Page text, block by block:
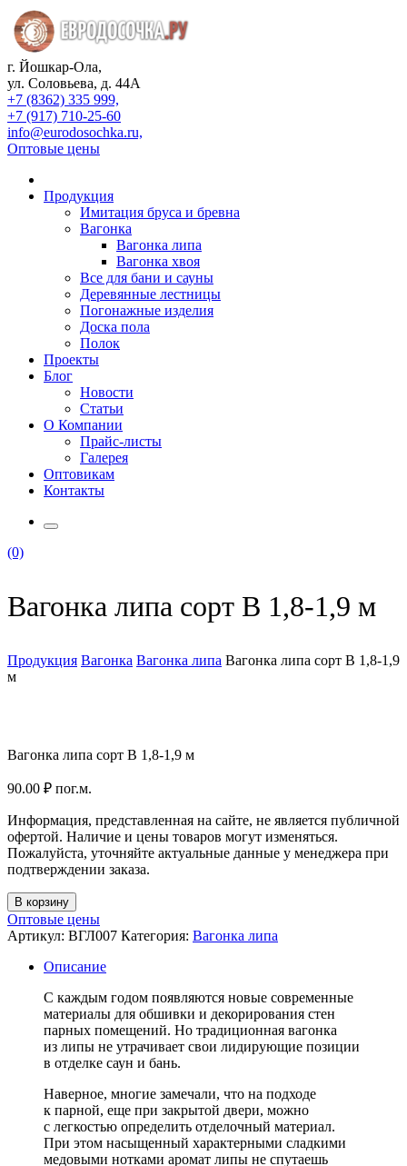
г. Йошкар-Ола,
ул. Соловьева, д. 44А
+7 (8362) 335 999,
+7 (917) 710-25-60
info@eurodosochka.ru,
Оптовые цены
Продукция
Имитация бруса и бревна
Вагонка
Вагонка липа
Вагонка хвоя
Все для бани и сауны
Деревянные лестницы
Погонажные изделия
Доска пола
Полок
Проекты
Блог
Новости
Статьи
О Компании
Прайс-листы
Галерея
Оптовикам
Контакты
(0)
Вагонка липа сорт В 1,8-1,9 м
Продукция Вагонка Вагонка липа Вагонка липа сорт В 1,8-1,9
м
Вагонка липа сорт В 1,8-1,9 м
90.00 ₽ пог.м.
Информация, представленная на сайте, не является публичной
офертой. Наличие и цены товаров могут изменяться.
Пожалуйста, уточняйте актуальные данные у менеджера при
подтверждении заказа.
В корзину
Оптовые цены
Артикул: ВГЛ007 Категория: Вагонка липа
Описание
С каждым годом появляются новые современные
материалы для обшивки и декорирования стен
парных помещений. Но традиционная вагонка
из липы не утрачивает свои лидирующие позиции
в отделке саун и бань.
Наверное, многие замечали, что на подходе
к парной, еще при закрытой двери, можно
с легкостью определить отделочный материал.
При этом насыщенный характерными сладкими
медовыми нотками аромат липы не спутаешь